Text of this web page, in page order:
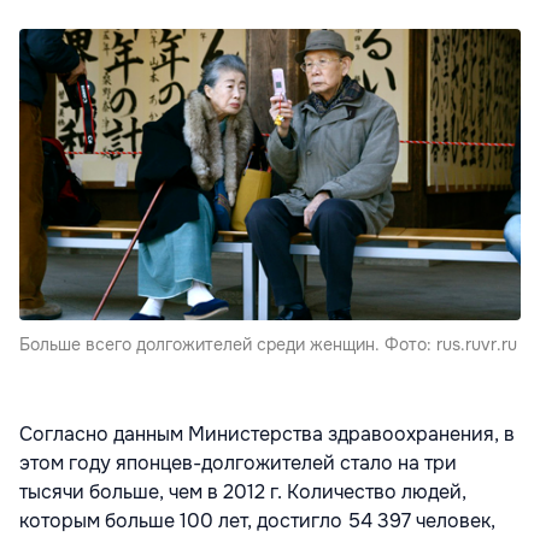
Больше всего долгожителей среди женщин. Фото: rus.ruvr.ru
Согласно данным Министерства здравоохранения, в
этом году японцев-долгожителей стало на три
тысячи больше, чем в 2012 г. Количество людей,
которым больше 100 лет, достигло 54 397 человек,